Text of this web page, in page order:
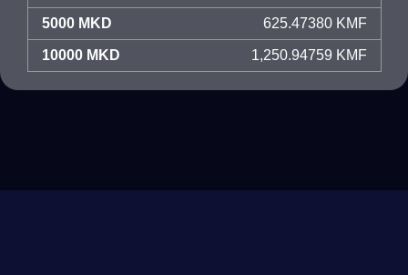
5000 MKD 625.47380 KMF
10000 MKD 1,250.94759 KMF